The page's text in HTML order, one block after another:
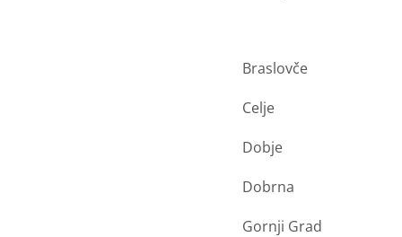
Braslovče
Celje
Dobje
Dobrna
Gornji Grad